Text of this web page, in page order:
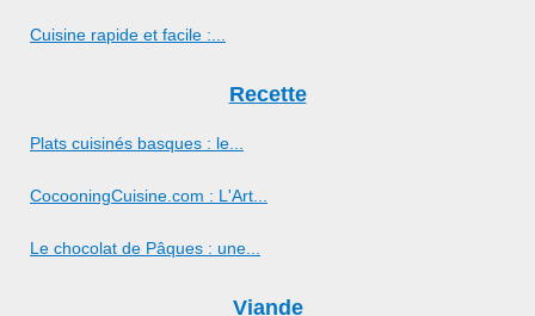
Cuisine rapide et facile :...
Recette
Plats cuisinés basques : le...
CocooningCuisine.com : L'Art...
Le chocolat de Pâques : une...
Viande